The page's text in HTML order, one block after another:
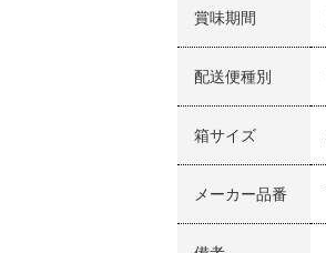
賞味期間
配送便種別
箱サイズ
メーカー品番